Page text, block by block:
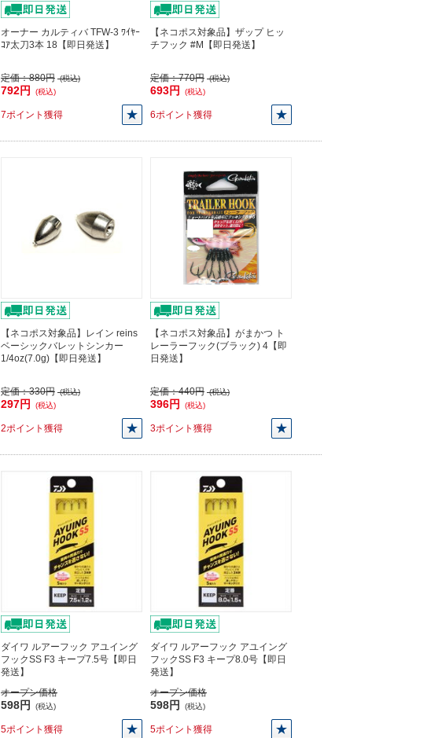
オーナー カルティバ TFW-3 ﾜｲﾔｰ
ｺｱ太刀3本 18【即日発送】
定価：880円 (税込)
792円 (税込)
7ポイント獲得
【ネコポス対象品】ザップ ヒッ
チフック #M【即日発送】
定価：770円 (税込)
693円 (税込)
6ポイント獲得
【ネコポス対象品】レイン reins
ベーシックバレットシンカー
1/4oz(7.0g)【即日発送】
定価：330円 (税込)
297円 (税込)
2ポイント獲得
【ネコポス対象品】がまかつ ト
レーラーフック(ブラック) 4【即
日発送】
定価：440円 (税込)
396円 (税込)
3ポイント獲得
ダイワ ルアーフック アユイング
フックSS F3 キープ7.5号【即日
発送】
オープン価格
598円 (税込)
5ポイント獲得
ダイワ ルアーフック アユイング
フックSS F3 キープ8.0号【即日
発送】
オープン価格
598円 (税込)
5ポイント獲得